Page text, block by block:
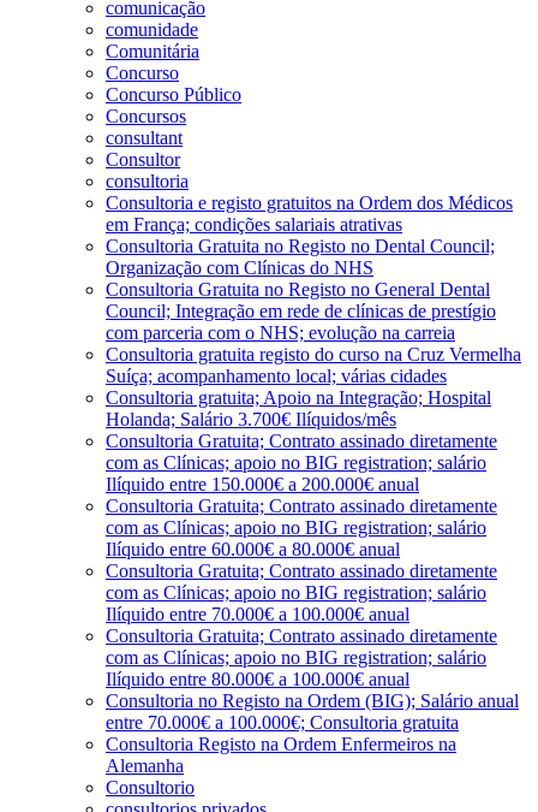
comunicação
comunidade
Comunitária
Concurso
Concurso Público
Concursos
consultant
Consultor
consultoria
Consultoria e registo gratuitos na Ordem dos Médicos
em França; condições salariais atrativas
Consultoria Gratuita no Registo no Dental Council;
Organização com Clínicas do NHS
Consultoria Gratuita no Registo no General Dental
Council; Integração em rede de clínicas de prestígio
com parceria com o NHS; evolução na carreia
Consultoria gratuita registo do curso na Cruz Vermelha
Suíça; acompanhamento local; várias cidades
Consultoria gratuita; Apoio na Integração; Hospital
Holanda; Salário 3.700€ Ilíquidos/mês
Consultoria Gratuita; Contrato assinado diretamente
com as Clínicas; apoio no BIG registration; salário
Ilíquido entre 150.000€ a 200.000€ anual
Consultoria Gratuita; Contrato assinado diretamente
com as Clínicas; apoio no BIG registration; salário
Ilíquido entre 60.000€ a 80.000€ anual
Consultoria Gratuita; Contrato assinado diretamente
com as Clínicas; apoio no BIG registration; salário
Ilíquido entre 70.000€ a 100.000€ anual
Consultoria Gratuita; Contrato assinado diretamente
com as Clínicas; apoio no BIG registration; salário
Ilíquido entre 80.000€ a 100.000€ anual
Consultoria no Registo na Ordem (BIG); Salário anual
entre 70.000€ a 100.000€; Consultoria gratuita
Consultoria Registo na Ordem Enfermeiros na
Alemanha
Consultorio